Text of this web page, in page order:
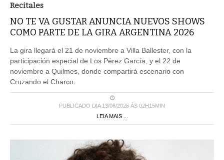
Recitales
NO TE VA GUSTAR ANUNCIA NUEVOS SHOWS
COMO PARTE DE LA GIRA ARGENTINA 2026
La gira llegará el 21 de noviembre a Villa Ballester, con la
participación especial de Los Pérez García, y el 22 de
noviembre a Quilmes, donde compartirá escenario con
Cruzando el Charco.
PUBLICADO DIA 13/06/2026 ÀS 02H15MIN
LEIA MAIS ...